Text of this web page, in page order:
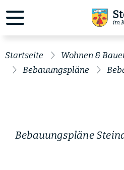
Startseite Wohnen &
Bebauungspläne
Bebauungspläne